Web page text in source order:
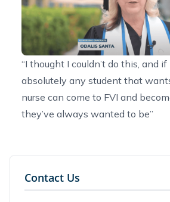
“I thought I couldn’t do this, and
absolutely any student that
nurse can come to FVI and
they’ve always wanted to be”
Contact Us